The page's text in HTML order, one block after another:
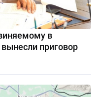
в
приговор